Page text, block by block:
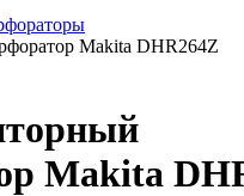
Makita DHR264Z
Makita